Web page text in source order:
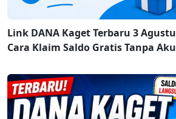
Link DANA Kaget Terbaru 3
Cara Klaim Saldo Gratis Tanpa